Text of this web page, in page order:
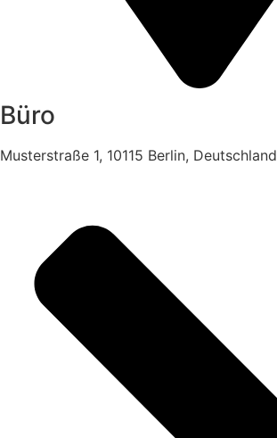
Büro
Musterstraße 1, 10115 Berlin, Deutschland